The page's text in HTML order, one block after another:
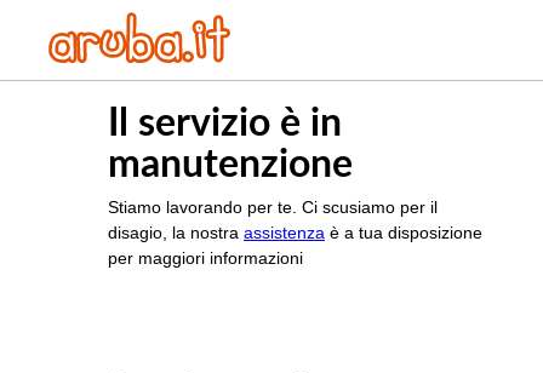
Il servizio è in
manutenzione
Stiamo lavorando per te. Ci scusiamo per il
disagio, la nostra assistenza è a tua disposizione
per maggiori informazioni